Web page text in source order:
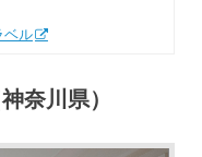
ベル
奈川県）